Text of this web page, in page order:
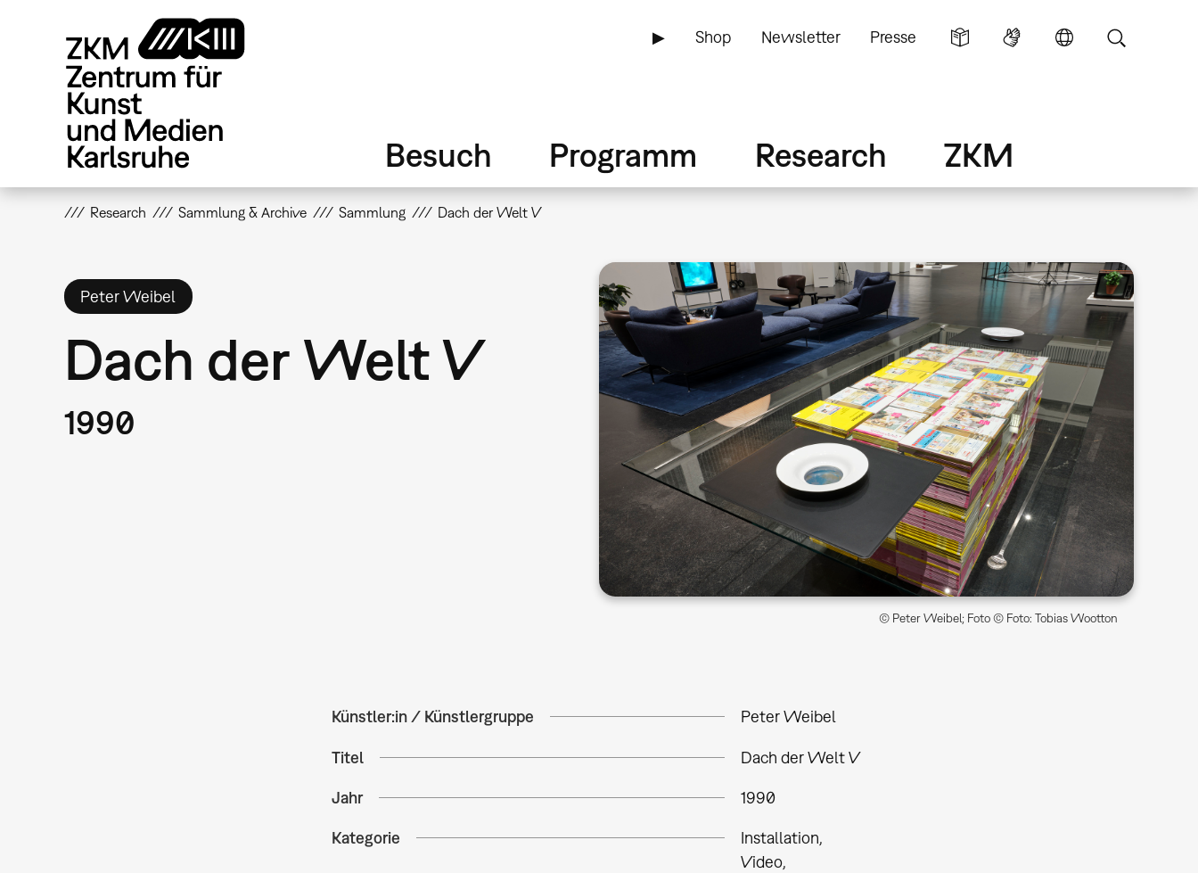
▶ Shop Newsletter Presse
Besuch Programm Research ZKM
Research Sammlung & Archive Sammlung Dach der Welt V
Peter Weibel
Dach der Welt V
1990
© Peter Weibel; Foto © Foto: Tobias Wootton
Künstler:in / Künstlergruppe Peter Weibel
Titel Dach der Welt V
Jahr 1990
Kategorie
Installation
Video